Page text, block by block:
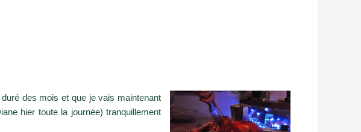
des mois et que je vais maintenant
hier toute la journée) tranquillement